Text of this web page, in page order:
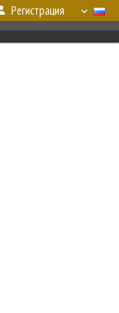
Регистрация